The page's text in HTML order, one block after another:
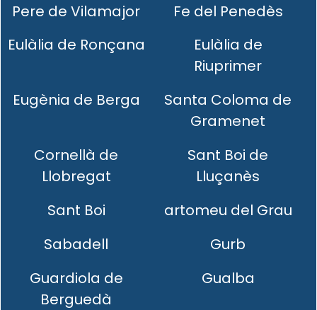
Pere de Vilamajor
Fe del Penedès
Eulàlia de Ronçana
Eulàlia de
Riuprimer
Eugènia de Berga
Santa Coloma de
Gramenet
Cornellà de
Llobregat
Sant Boi de
Lluçanès
Sant Boi
artomeu del Grau
Sabadell
Gurb
Guardiola de
Berguedà
Gualba